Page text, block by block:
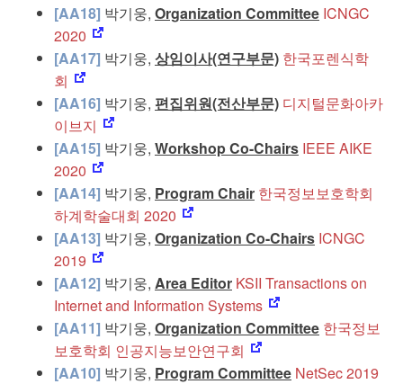
[AA18] 박기웅, Organization Committee ICNGC
2020
[AA17] 박기웅, 상임이사(연구부문) 한국포렌식학
회
[AA16] 박기웅, 편집위원(전산부문) 디지털문화아카
이브지
[AA15] 박기웅, Workshop Co-Chairs IEEE AIKE
2020
[AA14] 박기웅, Program Chair 한국정보보호학회
하계학술대회 2020
[AA13] 박기웅, Organization Co-Chairs ICNGC
2019
[AA12] 박기웅, Area Editor KSII Transactions on
Internet and Information Systems
[AA11] 박기웅, Organization Committee 한국정보
보호학회 인공지능보안연구회
[AA10] 박기웅, Program Committee NetSec 2019